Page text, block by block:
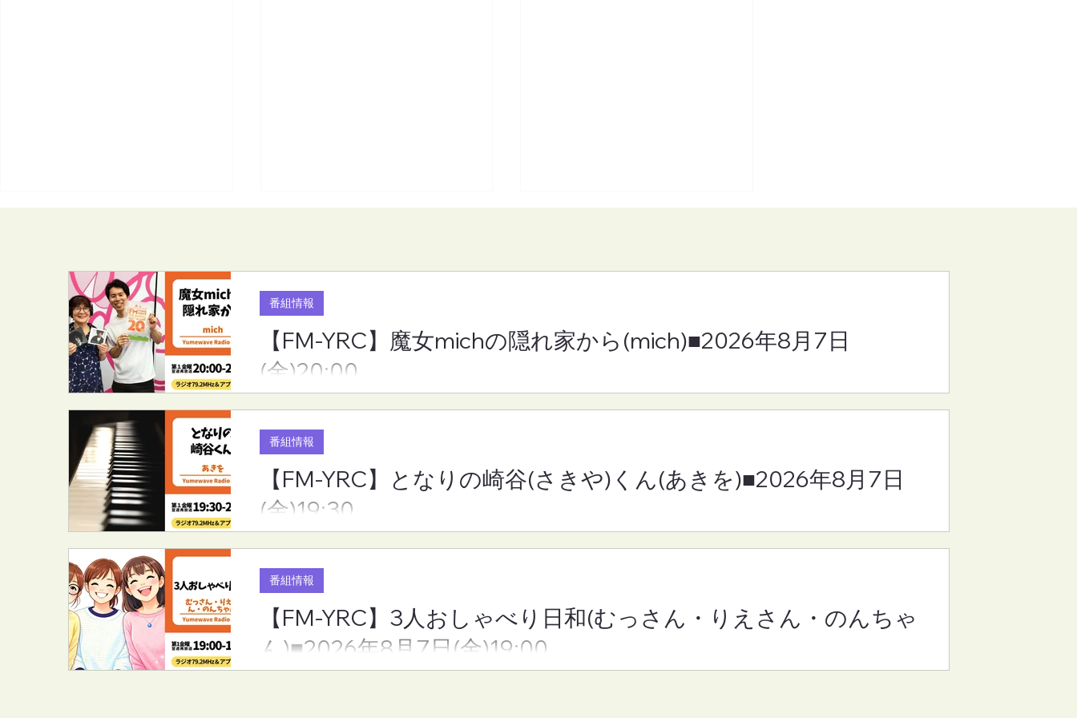
【FM-YRC】魔女michの隠れ
家から(mich)■2026年8月7日
(金)20:00
【FM-YRC】となりの崎谷(さ
きや)くん(あきを)■2026年8
【FM-YRC】3人おしゃべり
(金)19:00
【FM-YRC】魔女michの隠れ家から(mich)■2026年8月7日
(金)20:00
番組情報
【FM-YRC】となりの崎谷(さきや)くん(あきを)■2026年8月7日
(金)19:30
番組情報
【FM-YRC】3人おしゃべり日和(むっさん・りえさん・のんちゃ
ん)■2026年8月7日(金)19:00
番組情報